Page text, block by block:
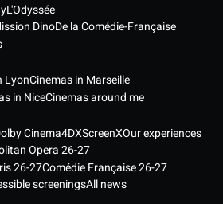
L'Odyssée
DinoDe la Comédie-Française
LyonCinemas in Marseille
in NiceCinemas around me
Cinema4DXScreenXOur experiences
Opera 26-27
26-27Comédie Française 26-27
screeningsAll news